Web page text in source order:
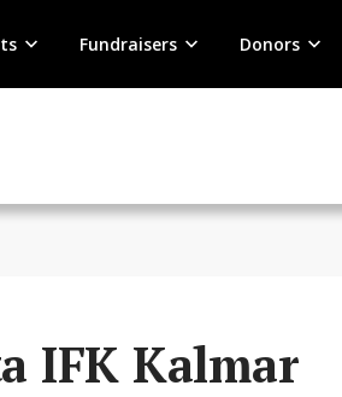
Fundraisers Donors
IFK Kalmar